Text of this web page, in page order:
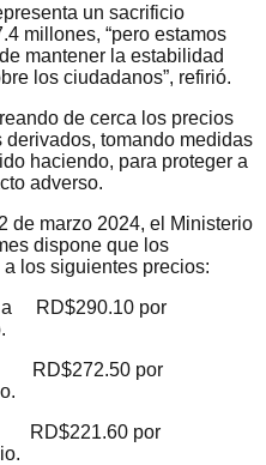
un sacrificio
millones, “pero estamos
mantener la estabilidad
los ciudadanos”, refirió.
de cerca los precios
tomando medidas
haciendo, para proteger a
adverso.
de marzo 2024, el Ministerio
dispone que los
los siguientes precios:
a RD$290.10 por
por
por